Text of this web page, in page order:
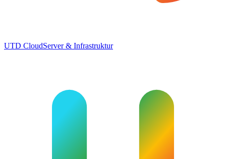
UTD CloudServer & Infrastruktur